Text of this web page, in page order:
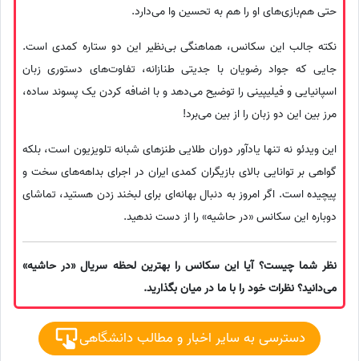
حتی هم‌بازی‌های او را هم به تحسین وا می‌دارد.
نکته جالب این سکانس، هماهنگی بی‌نظیر این دو ستاره کمدی است.
جایی که جواد رضویان با جدیتی طنازانه، تفاوت‌های دستوری زبان
اسپانیایی و فیلیپینی را توضیح می‌دهد و با اضافه کردن یک پسوند ساده،
مرز بین این دو زبان را از بین می‌برد!
این ویدئو نه تنها یادآور دوران طلایی طنزهای شبانه تلویزیون است، بلکه
گواهی بر توانایی بالای بازیگران کمدی ایران در اجرای بداهه‌های سخت و
پیچیده است. اگر امروز به دنبال بهانه‌ای برای لبخند زدن هستید، تماشای
دوباره این سکانس «در حاشیه» را از دست ندهید.
نظر شما چیست؟ آیا این سکانس را بهترین لحظه سریال «در حاشیه»
می‌دانید؟ نظرات خود را با ما در میان بگذارید.
دسترسی به سایر اخبار و مطالب دانشگاهی